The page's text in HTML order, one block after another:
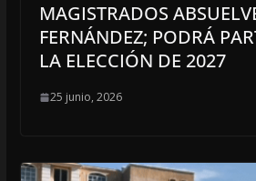
MAGISTRADOS
FERNÁNDEZ; PODRÁ
LA ELECCIÓN DE 2027
25 junio, 2026